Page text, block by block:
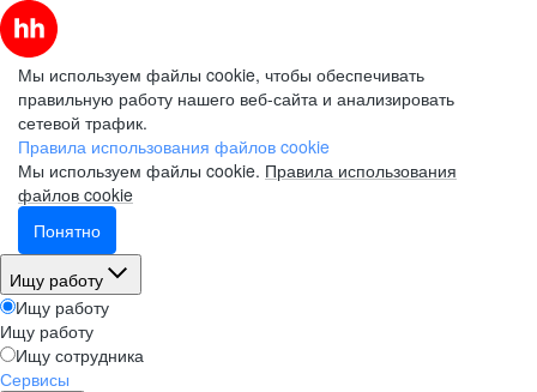
Мы используем файлы cookie, чтобы обеспечивать
правильную работу нашего веб-сайта и анализировать
сетевой трафик.
Правила использования файлов cookie
Мы используем файлы cookie. Правила использования
файлов cookie
Понятно
Ищу работу
Ищу работу
Ищу работу
Ищу сотрудника
Сервисы